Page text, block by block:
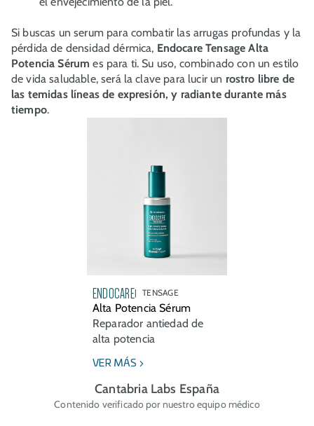
Si buscas un serum para combatir las arrugas profundas y la
pérdida de densidad dérmica, Endocare Tensage Alta
Potencia Sérumes para ti. Su uso, combinado con un estilo
de vida saludable, será la clave para lucir un rostro libre de
las temidas líneas de expresión, y radiante durante más
tiempo.
ENDOCARE TENSAGE
Alta Potencia Sérum
Reparador antiedad de
alta potencia
VER MÁS
Cantabria Labs España
Contenido verificado por nuestro equipo médico